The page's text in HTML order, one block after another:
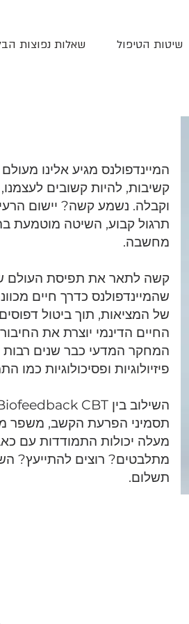
שיטות הטיפול שאלות נפוצות
המיינדפולנס מגיע אלינו
קשיבות, להיות קשובים
וקבלה. נשמע קשה? יישום
תרגול קבוע, השיטה מוטמעת
מחשבה.
קשה לתאר את תפיסת העולם
שהמיינדפולנס כדרך חיים
של המציאות, תוך ביטול
המחקר המדעי כבר שנים רבות
פיזיולוגיות ופסיכולוגיות
השילוב בין CBT
תסמיני הפרעת הקשב, משפר
מעלה יכולות התמודדות עם
מתלבטים? רוצים להתייעץ?
תשלום.